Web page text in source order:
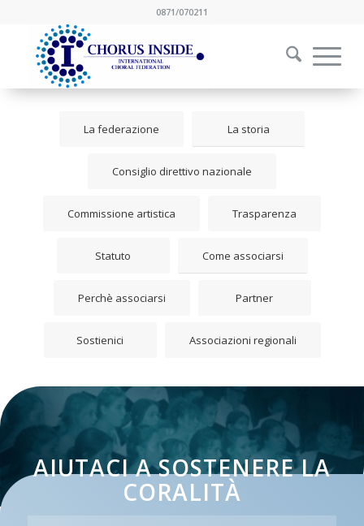
0871/070211
La federazione La storia
Consiglio direttivo nazionale
Commissione artistica Trasparenza
Statuto Come associarsi
Perchè associarsi Partner
Sostienici Associazioni regionali
AIUTACI A SOSTENERE LA
CORALITÀ